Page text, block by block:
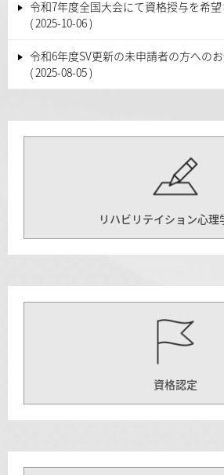
令和7年度全国大会にて資格授与を希
2025-10-06
令和6年度SV更新の未申請者の方への
2025-08-05
リハビリテイション心理
資格認定